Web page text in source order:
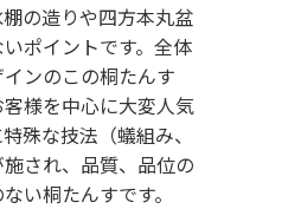
の造りや四方本丸盆
ポイントです。全体
ンのこの桐たんす
様を中心に大変人気
殊な技法（蟻組み、
され、品質、品位の
い桐たんすです。